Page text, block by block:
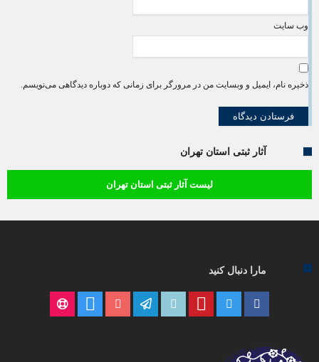
وب‌ سایت
ذخیره نام، ایمیل و وبسایت من در مرورگر برای زمانی که دوباره دیدگاهی می‌نویسم.
آثار ثبتی استان تهران
لیست آثار ثبتی استان تهران
مارا دنبال کنید